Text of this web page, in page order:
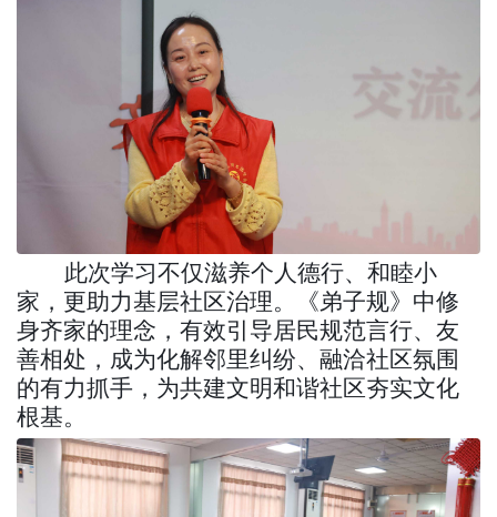
此次学习不仅滋养个人德行、和睦小
家，更助力基层社区治理。《弟子规》中修
身齐家的理念，有效引导居民规范言行、友
善相处，成为化解邻里纠纷、融洽社区氛围
的有力抓手，为共建文明和谐社区夯实文化
根基。